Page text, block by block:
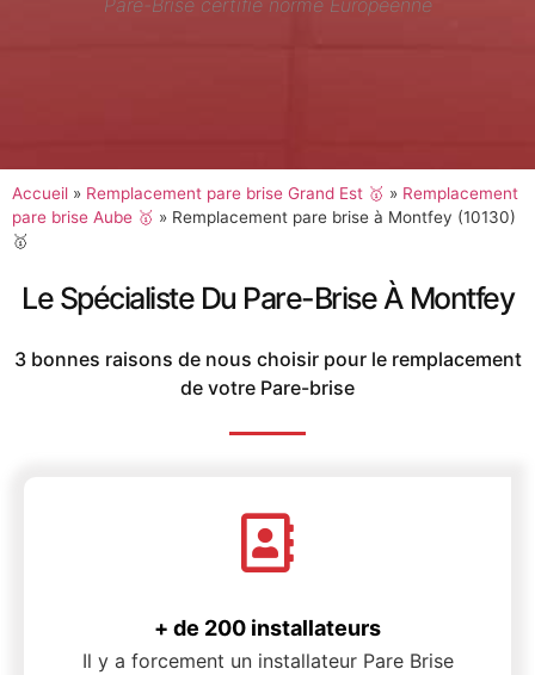
Accueil » Remplacement pare brise Grand Est 🥇 » Remplacement
pare brise Aube 🥇 » Remplacement pare brise à Montfey (10130)
🥇
Le Spécialiste Du Pare-Brise À Montfey
3 bonnes raisons de nous choisir pour le remplacement
de votre Pare-brise
+ de 200 installateurs
Il y a forcement un installateur Pare Brise